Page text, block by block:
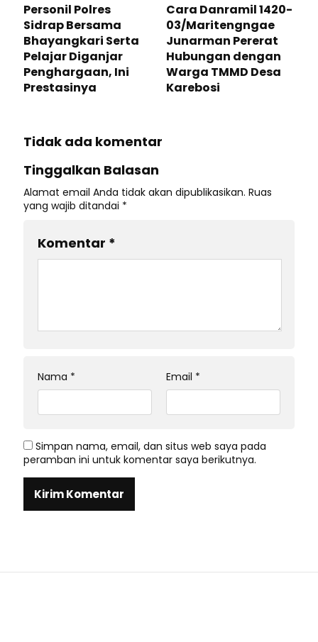
Personil Polres
Sidrap Bersama
Bhayangkari Serta
Pelajar Diganjar
Penghargaan, Ini
Prestasinya
Cara Danramil 1420-
03/Maritengngae
Junarman Pererat
Hubungan dengan
Warga TMMD Desa
Karebosi
Tidak ada komentar
Tinggalkan Balasan
Alamat email Anda tidak akan dipublikasikan. Ruas
yang wajib ditandai *
Komentar *
Nama * Email *
Simpan nama, email, dan situs web saya pada
peramban ini untuk komentar saya berikutnya.